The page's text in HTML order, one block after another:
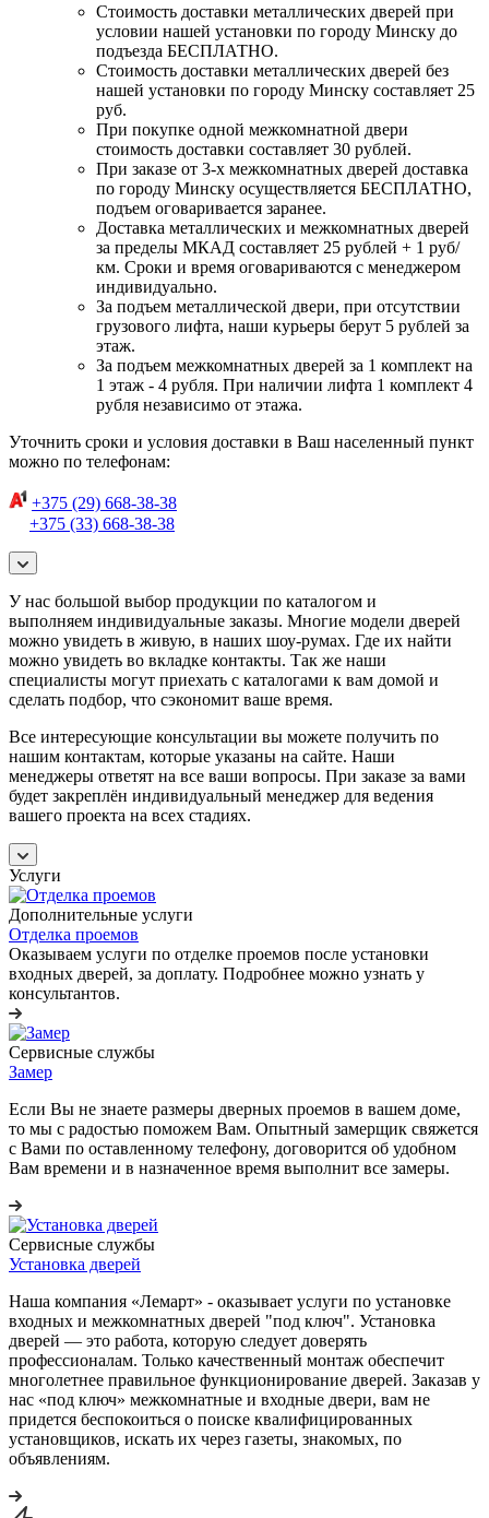
Стоимость доставки металлических дверей при
условии нашей установки по городу Минску до
подъезда БЕСПЛАТНО.
Стоимость доставки металлических дверей без
нашей установки по городу Минску составляет 25
руб.
При покупке одной межкомнатной двери
стоимость доставки составляет 30 рублей.
При заказе от 3-х межкомнатных дверей доставка
по городу Минску осуществляется БЕСПЛАТНО,
подъем оговаривается заранее.
Доставка металлических и межкомнатных дверей
за пределы МКАД составляет 25 рублей + 1 руб/
км. Сроки и время оговариваются с менеджером
индивидуально.
За подъем металлической двери, при отсутствии
грузового лифта, наши курьеры берут 5 рублей за
этаж.
За подъем межкомнатных дверей за 1 комплект на
1 этаж - 4 рубля. При наличии лифта 1 комплект 4
рубля независимо от этажа.
Уточнить сроки и условия доставки в Ваш населенный пункт
можно по телефонам:
+375 (29) 668-38-38
+375 (33) 668-38-38
У нас большой выбор продукции по каталогом и
выполняем индивидуальные заказы. Многие модели дверей
можно увидеть в живую, в наших шоу-румах. Где их найти
можно увидеть во вкладке контакты. Так же наши
специалисты могут приехать с каталогами к вам домой и
сделать подбор, что сэкономит ваше время.
Все интересующие консультации вы можете получить по
нашим контактам, которые указаны на сайте. Наши
менеджеры ответят на все ваши вопросы. При заказе за вами
будет закреплён индивидуальный менеджер для ведения
вашего проекта на всех стадиях.
Услуги
Дополнительные услуги
Отделка проемов
Оказываем услуги по отделке проемов после установки
входных дверей, за доплату. Подробнее можно узнать у
консультантов.
Сервисные службы
Замер
Если Вы не знаете размеры дверных проемов в вашем доме,
то мы с радостью поможем Вам. Опытный замерщик свяжется
с Вами по оставленному телефону, договорится об удобном
Вам времени и в назначенное время выполнит все замеры.
Сервисные службы
Установка дверей
Наша компания «Лемарт» - оказывает услуги по установке
входных и межкомнатных дверей "под ключ". Установка
дверей — это работа, которую следует доверять
профессионалам. Только качественный монтаж обеспечит
многолетнее правильное функционирование дверей. Заказав у
нас «под ключ» межкомнатные и входные двери, вам не
придется беспокоиться о поиске квалифицированных
установщиков, искать их через газеты, знакомых, по
объявлениям.